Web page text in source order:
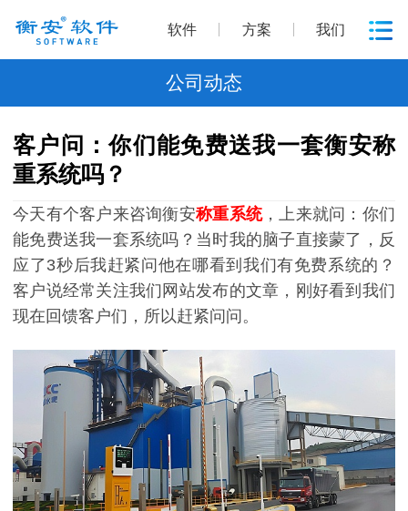
软件 方案 我们
公司动态
客户问：你们能免费送我一套衡安称
重系统吗？
今天有个客户来咨询衡安称重系统，上来就问：你们
能免费送我一套系统吗？当时我的脑子直接蒙了，反
应了3秒后我赶紧问他在哪看到我们有免费系统的？
客户说经常关注我们网站发布的文章，刚好看到我们
现在回馈客户们，所以赶紧问问。